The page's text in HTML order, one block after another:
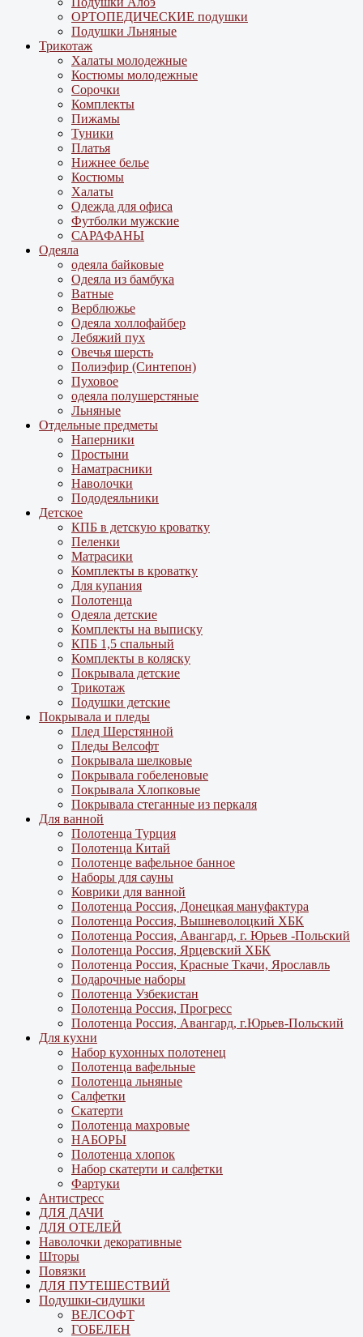
ОРТОПЕДИЧЕСКИЕ подушки
Подушки Льняные
Трикотаж
Халаты молодежные
Костюмы молодежные
Сорочки
Комплекты
Пижамы
Туники
Платья
Нижнее белье
Костюмы
Халаты
Одежда для офиса
Футболки мужские
САРАФАНЫ
Одеяла
одеяла байковые
Одеяла из бамбука
Ватные
Верблюжье
Одеяла холлофайбер
Лебяжий пух
Овечья шерсть
Полиэфир (Синтепон)
Пуховое
одеяла полушерстяные
Льняные
Отдельные предметы
Наперники
Простыни
Наматрасники
Наволочки
Пододеяльники
Детское
КПБ в детскую кроватку
Пеленки
Матрасики
Комплекты в кроватку
Для купания
Полотенца
Одеяла детские
Комплекты на выписку
КПБ 1,5 спальный
Комплекты в коляску
Покрывала детские
Трикотаж
Подушки детские
Покрывала и пледы
Плед Шерстянной
Пледы Велсофт
Покрывала шелковые
Покрывала гобеленовые
Покрывала Хлопковые
Покрывала стеганные из перкаля
Для ванной
Полотенца Турция
Полотенца Китай
Полотенце вафельное банное
Наборы для сауны
Коврики для ванной
Полотенца Россия, Донецкая мануфактура
Полотенца Россия, Вышневолоцкий ХБК
Полотенца Россия, Авангард, г. Юрьев -Польский
Полотенца Россия, Ярцевский ХБК
Полотенца Россия, Красные Ткачи, Ярославль
Подарочные наборы
Полотенца Узбекистан
Полотенца Россия, Прогресс
Полотенца Россия, Авангард, г.Юрьев-Польский
Для кухни
Набор кухонных полотенец
Полотенца вафельные
Полотенца льняные
Салфетки
Скатерти
Полотенца махровые
НАБОРЫ
Полотенца хлопок
Набор скатерти и салфетки
Фартуки
Антистресс
ДЛЯ ДАЧИ
ДЛЯ ОТЕЛЕЙ
Наволочки декоративные
Шторы
Повязки
ДЛЯ ПУТЕШЕСТВИЙ
Подушки-сидушки
ВЕЛСОФТ
ГОБЕЛЕН